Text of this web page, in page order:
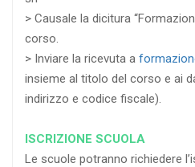
> Causale la dicitura
corso.
> Inviare la ricevuta a
insieme al titolo del corso e ai
indirizzo e codice fiscale).
ISCRIZIONE SCUOLA
Le scuole potranno richiedere